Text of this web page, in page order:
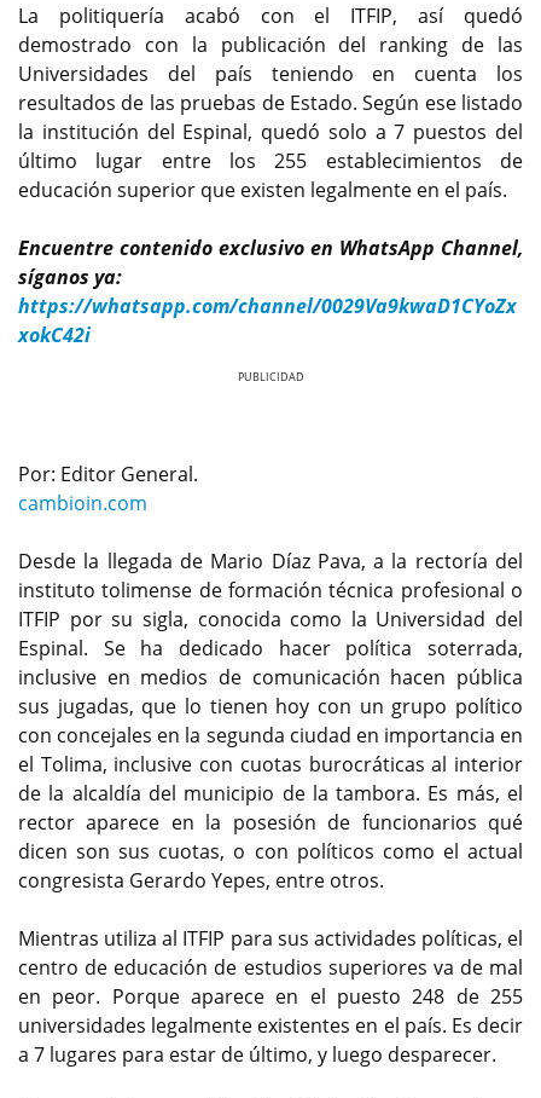
La politiquería acabó con el ITFIP, así quedó
demostrado con la publicación del ranking de las
Universidades del país teniendo en cuenta los
resultados de las pruebas de Estado. Según ese listado
la institución del Espinal, quedó solo a 7 puestos del
último lugar entre los 255 establecimientos de
educación superior que existen legalmente en el país.
Encuentre contenido exclusivo en WhatsApp Channel,
síganos ya:
https://whatsapp.com/channel/0029Va9kwaD1CYoZx
xokC42i
Por: Editor General.
cambioin.com
Desde la llegada de Mario Díaz Pava, a la rectoría del
instituto tolimense de formación técnica profesional o
ITFIP por su sigla, conocida como la Universidad del
Espinal. Se ha dedicado hacer política soterrada,
inclusive en medios de comunicación hacen pública
sus jugadas, que lo tienen hoy con un grupo político
con concejales en la segunda ciudad en importancia en
el Tolima, inclusive con cuotas burocráticas al interior
de la alcaldía del municipio de la tambora. Es más, el
rector aparece en la posesión de funcionarios qué
dicen son sus cuotas, o con políticos como el actual
congresista Gerardo Yepes, entre otros.
Mientras utiliza al ITFIP para sus actividades políticas, el
centro de educación de estudios superiores va de mal
en peor. Porque aparece en el puesto 248 de 255
universidades legalmente existentes en el país. Es decir
a 7 lugares para estar de último, y luego desparecer.